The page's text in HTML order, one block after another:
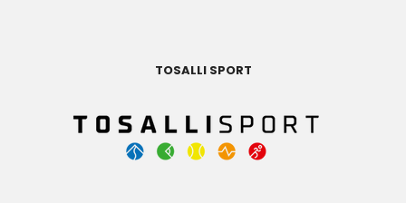
TOSALLI SPORT